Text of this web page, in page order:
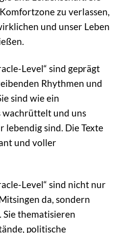
zu verlassen,
und unser Leben
Level“ sind geprägt
Rhythmen und
sind wie ein
und uns
lebendig sind. Die Texte
und voller
Level“ sind nicht nur
da, sondern
Sie thematisieren
politische